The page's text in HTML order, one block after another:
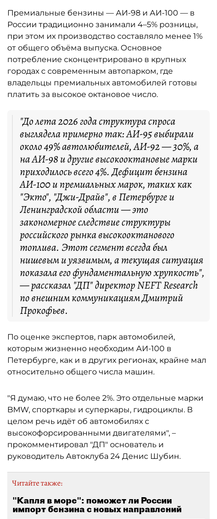
Премиальные бензины — АИ-98 и АИ-100 — в
России традиционно занимали 4–5% розницы,
при этом их производство составляло менее 1%
от общего объёма выпуска. Основное
потребление сконцентрировано в крупных
городах с современным автопарком, где
владельцы премиальных автомобилей готовы
платить за высокое октановое число.
"До лета 2026 года структура спроса
выглядела примерно так: АИ-95 выбирали
около 49% автолюбителей, АИ-92 — 30%, а
на АИ-98 и другие высокооктановые марки
приходилось всего 4%. Дефицит бензина
АИ-100 и премиальных марок, таких как
"Экто", "Джи-Драйв", в Петербурге и
Ленинградской области — это
закономерное следствие структуры
российского рынка высокооктанового
топлива. Этот сегмент всегда был
нишевым и уязвимым, а текущая ситуация
показала его фундаментальную хрупкость",
— рассказал "ДП" директор NEFT Research
по внешним коммуникациям Дмитрий
Прокофьев.
По оценке экспертов, парк автомобилей,
которым жизненно необходим АИ-100 в
Петербурге, как и в других регионах, крайне мал
относительно общего числа машин.
"Я думаю, что не более 2%. Это отдельные марки
BMW, спорткары и суперкары, гидроциклы. В
целом речь идёт об автомобилях с
высокофорсированными двигателями", –
прокомментировал "ДП" основатель и
руководитель Автоклуба 24 Денис Шубин.
Читайте также:
"Капля в море": поможет ли России
импорт бензина с новых направлений